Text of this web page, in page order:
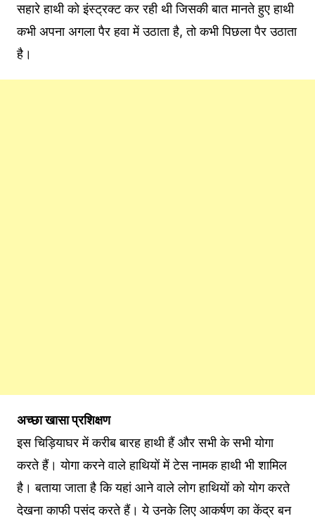
सहारे हाथी को इंस्ट्रक्ट कर रही थी जिसकी बात मानते हुए हाथी
कभी अपना अगला पैर हवा में उठाता है, तो कभी पिछला पैर उठाता
है।
अच्छा खासा प्रशिक्षण
इस चिड़ियाघर में करीब बारह हाथी हैं और सभी के सभी योगा
करते हैं। योगा करने वाले हाथियों में टेस नामक हाथी भी शामिल
है। बताया जाता है कि यहां आने वाले लोग हाथियों को योग करते
देखना काफी पसंद करते हैं। ये उनके लिए आकर्षण का केंद्र बन